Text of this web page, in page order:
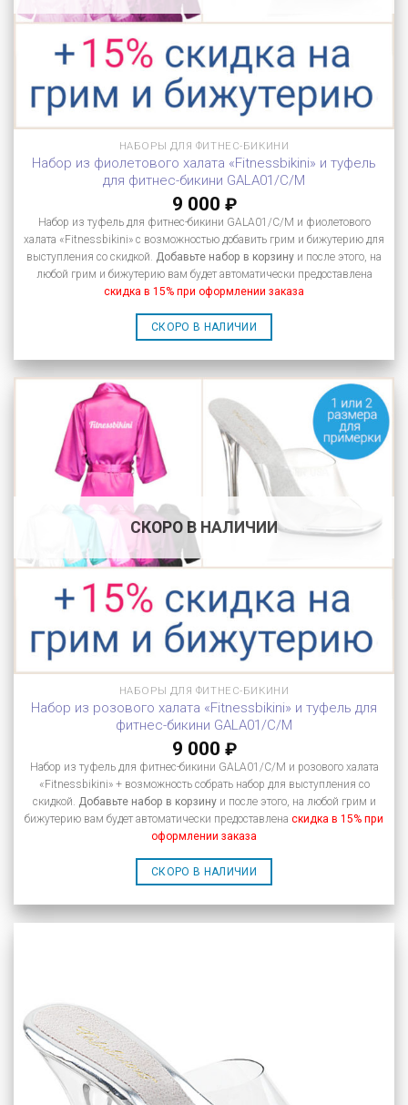
НАБОРЫ ДЛЯ ФИТНЕС-БИКИНИ
Набор из фиолетового халата «Fitnessbikini» и туфель
для фитнес-бикини GALA01/C/M
9 000 ₽
Набор из туфель для фитнес-бикини GALA01/C/M и фиолетового
халата «Fitnessbikini» с возможностью добавить грим и бижутерию для
выступления со скидкой. Добавьте набор в корзину и после этого, на
любой грим и бижутерию вам будет автоматически предоставлена
скидка в 15% при оформлении заказа
СКОРО В НАЛИЧИИ
СКОРО В НАЛИЧИИ
НАБОРЫ ДЛЯ ФИТНЕС-БИКИНИ
Набор из розового халата «Fitnessbikini» и туфель для
фитнес-бикини GALA01/C/M
9 000 ₽
Набор из туфель для фитнес-бикини GALA01/C/M и розового халата
«Fitnessbikini» + возможность собрать набор для выступления со
скидкой. Добавьте набор в корзинуи после этого, на любой грим и
бижутерию вам будет автоматически предоставлена скидка в 15% при
оформлении заказа
СКОРО В НАЛИЧИИ